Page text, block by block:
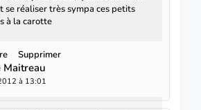
se réaliser très sympa ces petits
à la carotte
Supprimer
Maitreau
à 13:01